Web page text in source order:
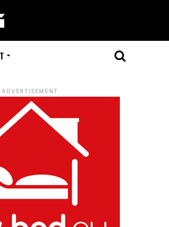
ADVERTISEMENT